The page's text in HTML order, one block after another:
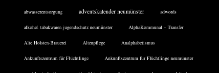
abwasserentsorgung adventskalender neumünster adwords
alkohol tabakwaren jugendschutz neumünster AlphaKommunal – Transfer
Alte Holsten-Brauerei Altenpflege Analphabetismus
Ankunftszentrum für Flüchtlinge Ankunftszentrum für Flüchtlinge neumünster